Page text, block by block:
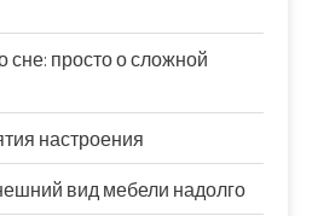
сне: просто о сложной
настроения
вид мебели надолго